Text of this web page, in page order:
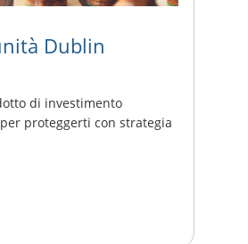
Dublin
di investimento
proteggerti con strategia